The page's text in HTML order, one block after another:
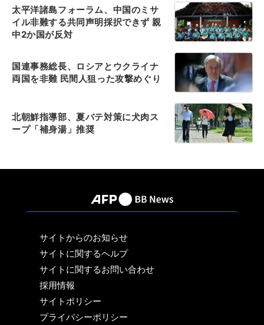
太平洋諸島フォーラム、中国のミサ
イル非難する共同声明採択できず 親
中2か国が反対
国連事務総長、ロシアとウクライナ
両国を非難 民間人狙った攻撃めぐり
北朝鮮指導部、夏バテ対策に犬肉ス
ープ「補身湯」推奨
サイトからのお知らせ
サイトに関するヘルプ
サイトに関するお問い合わせ
採用情報
サイトポリシー
プライバシーポリシー